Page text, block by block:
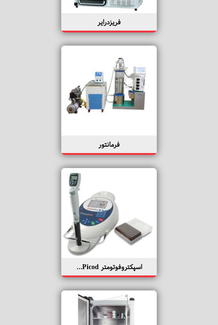
فریزدرایر
فرمانتور
اسپکتروفوتومتر Picod...